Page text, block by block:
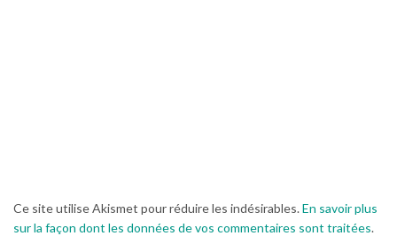
Ce site utilise Akismet pour réduire les indésirables.En savoir plus
sur la façon dont les données de vos commentaires sont traitées.